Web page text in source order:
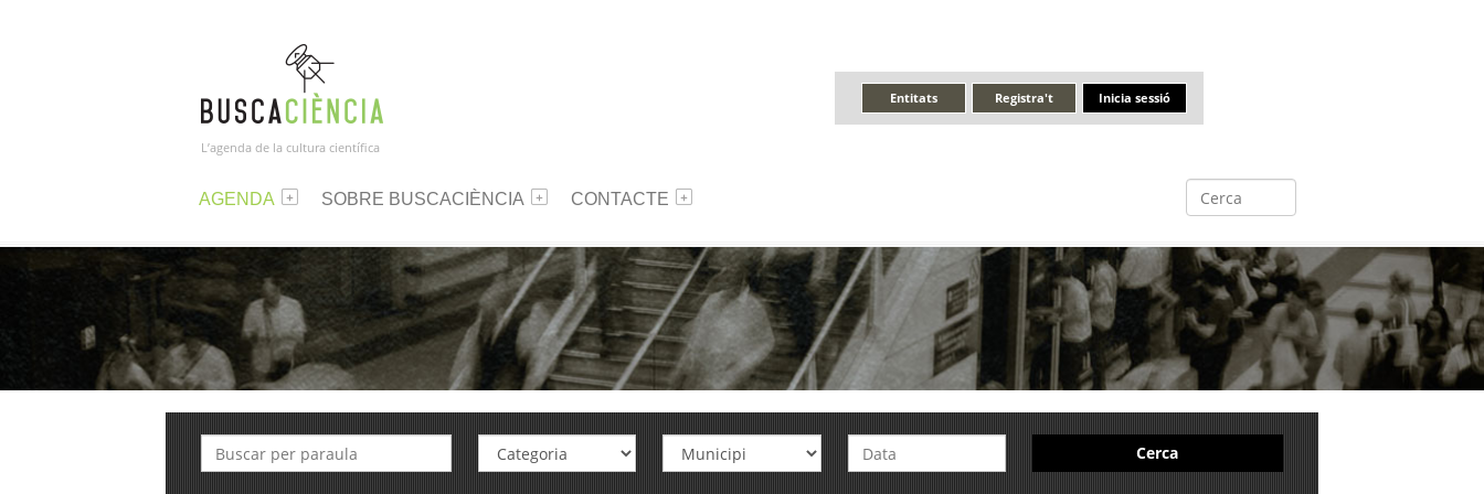
L’agenda de la cultura científica
Inicia sessió
Registra't
Entitats
AGENDA SOBRE BUSCACIÈNCIA CONTACTE
Cerca